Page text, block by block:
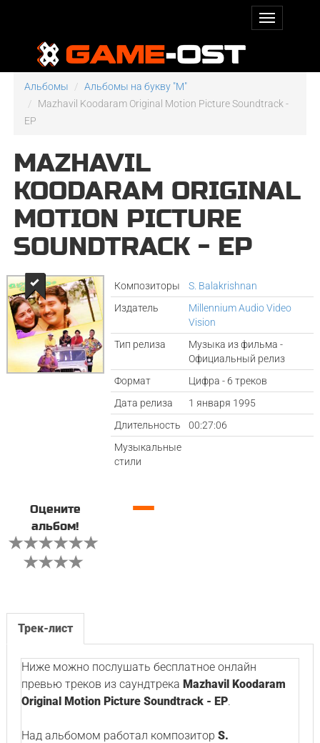
Альбомы
Альбомы на букву "M"
Mazhavil Koodaram Original Motion Picture Soundtrack -
EP
MAZHAVIL
KOODARAM ORIGINAL
MOTION PICTURE
SOUNDTRACK - EP
Композиторы
S. Balakrishnan
Издатель
Millennium Audio Video
Vision
Тип релиза
Музыка из фильма -
Официальный релиз
Формат
Цифра - 6 треков
Дата релиза
1 января 1995
Длительность
00:27:06
Музыкальные
стили
Оцените
альбом!
—
Трек-лист
Ниже можно послушать бесплатное онлайн
превью треков из саундтрека Mazhavil Koodaram
Original Motion Picture Soundtrack - EP.
Над альбомом работал композитор S.